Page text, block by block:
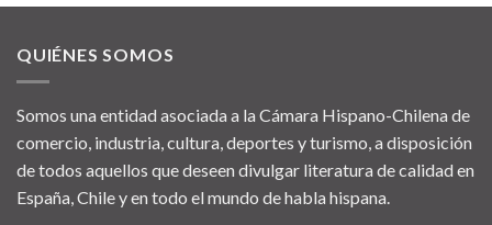
QUIÉNES SOMOS
Somos una entidad asociada a la Cámara Hispano-Chilena de
comercio, industria, cultura, deportes y turismo, a disposición
de todos aquellos que deseen divulgar literatura de calidad en
España, Chile y en todo el mundo de habla hispana.